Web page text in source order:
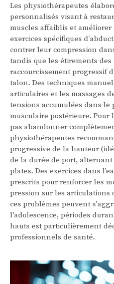
Les physiothérapeutes
personnalisés visant à
muscles affaiblis et améliorer
exercices spécifiques
contrer leur compression
tandis que les étirements
raccourcissement progressif
talon. Des techniques
articulaires et les massages
tensions accumulées dans
musculaire postérieure. Pour
pas abandonner
physiothérapeutes
progressive de la hauteur
de la durée de port, alternant
plates. Des exercices dans
prescrits pour renforcer les
pression sur les articulations
ces problèmes peuvent
l'adolescence, périodes
hauts est particulièrement
professionnels de santé.